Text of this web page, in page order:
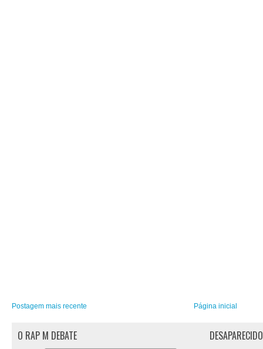
Postagem mais recente Página inicial
O RAP M DEBATE